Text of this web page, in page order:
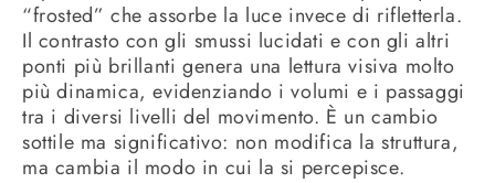
“frosted” che assorbe la luce invece di rifletterla.
Il contrasto con gli smussi lucidati e con gli altri
ponti più brillanti genera una lettura visiva molto
più dinamica, evidenziando i volumi e i passaggi
tra i diversi livelli del movimento. È un cambio
sottile ma significativo: non modifica la struttura,
ma cambia il modo in cui la si percepisce.